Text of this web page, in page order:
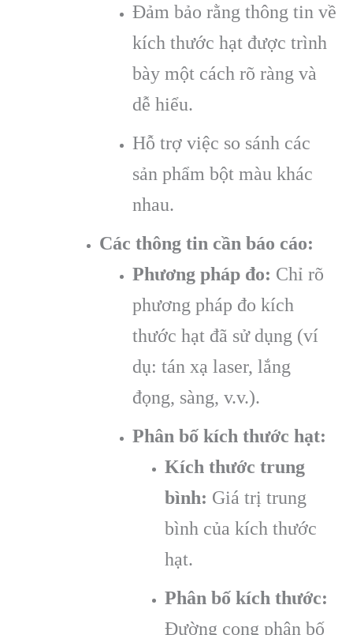
Đảm bảo rằng thông tin về
kích thước hạt được trình
bày một cách rõ ràng và
dễ hiểu.
Hỗ trợ việc so sánh các
sản phẩm bột màu khác
nhau.
Các thông tin cần báo cáo:
Phương pháp đo: Chỉ rõ
phương pháp đo kích
thước hạt đã sử dụng (ví
dụ: tán xạ laser, lắng
đọng, sàng, v.v.).
Phân bố kích thước hạt:
Kích thước trung
bình: Giá trị trung
bình của kích thước
hạt.
Phân bố kích thước:
Đường cong phân bố